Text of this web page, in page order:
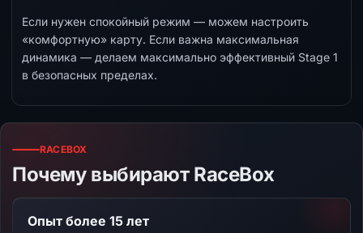
Если нужен спокойный режим — можем настроить
«комфортную» карту. Если важна максимальная
динамика — делаем максимально эффективный Stage 1
в безопасных пределах.
RACEBOX
Почему выбирают RaceBox
Опыт более 15 лет